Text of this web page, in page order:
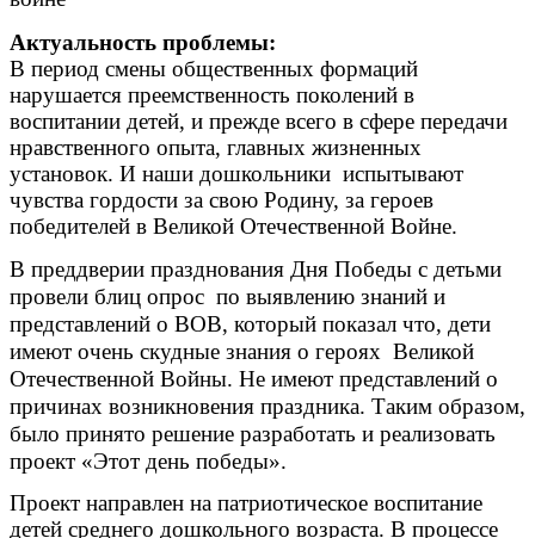
Актуальность проблемы:
В период смены общественных формаций
нарушается преемственность поколений в
воспитании детей, и прежде всего в сфере передачи
нравственного опыта, главных жизненных
установок. И наши дошкольники испытывают
чувства гордости за свою Родину, за героев
победителей в Великой Отечественной Войне.
В преддверии празднования Дня Победы с детьми
провели блиц опрос по выявлению знаний и
представлений о ВОВ, который показал что, дети
имеют очень скудные знания о героях Великой
Отечественной Войны. Не имеют представлений о
причинах возникновения праздника. Таким образом,
было принято решение разработать и реализовать
проект «Этот день победы».
Проект направлен на патриотическое воспитание
детей среднего дошкольного возраста. В процессе